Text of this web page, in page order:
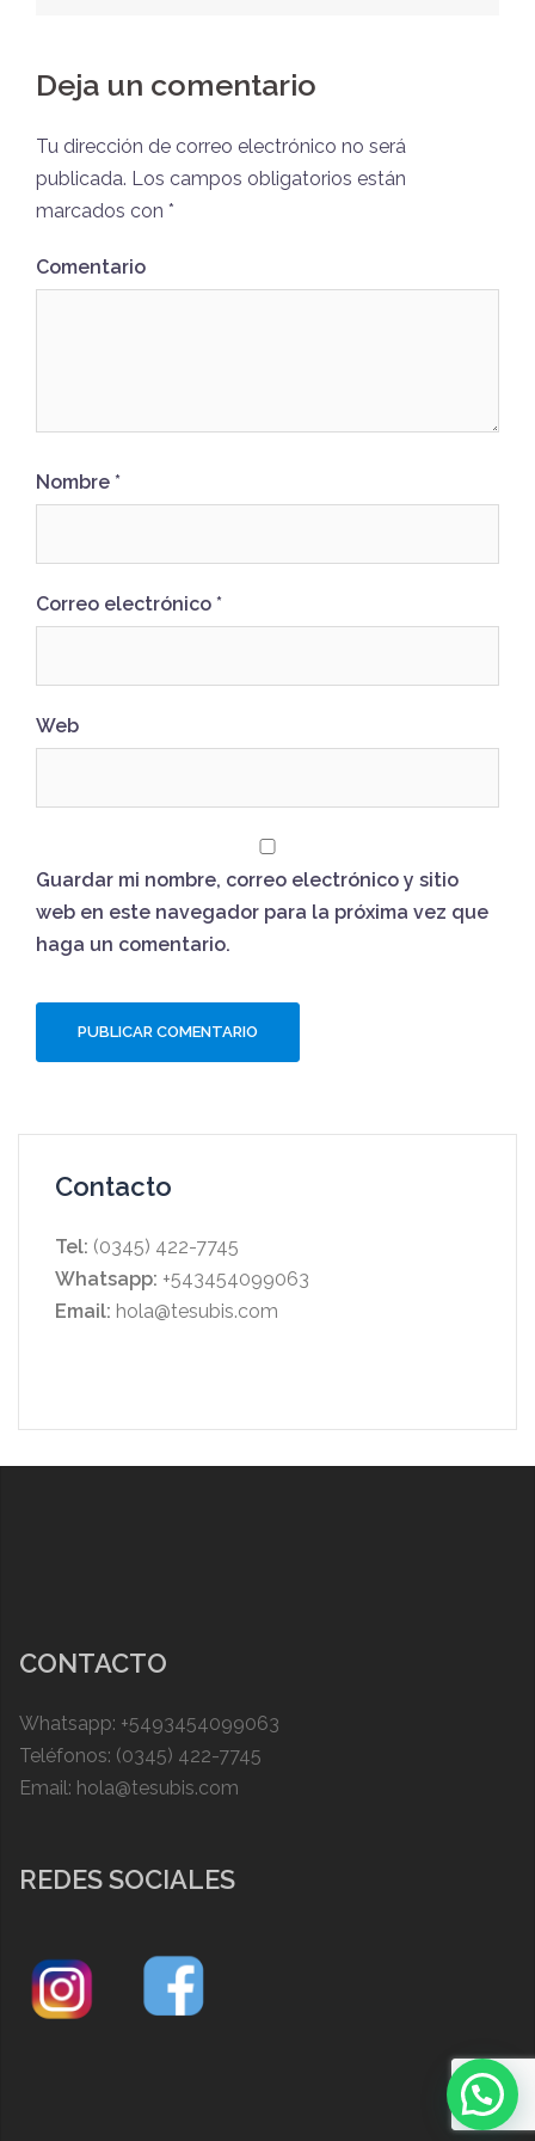
Deja un comentario
Tu dirección de correo electrónico no será
publicada. Los campos obligatorios están
marcados con *
Comentario
Nombre *
Correo electrónico *
Web
Guardar mi nombre, correo electrónico y sitio
web en este navegador para la próxima vez que
haga un comentario.
Contacto
Tel: (0345) 422-7745
Whatsapp: +543454099063
Email: hola@tesubis.com
CONTACTO
Whatsapp: +5493454099063
Teléfonos: (0345) 422-7745
Email: hola@tesubis.com
REDES SOCIALES